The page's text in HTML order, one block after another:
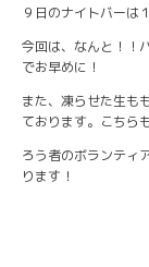
９日のナイトバーは
今回は、なんと！！
でお早めに！
また、凍らせた生も
ております。こちら
ろう者のボランティ
ります！